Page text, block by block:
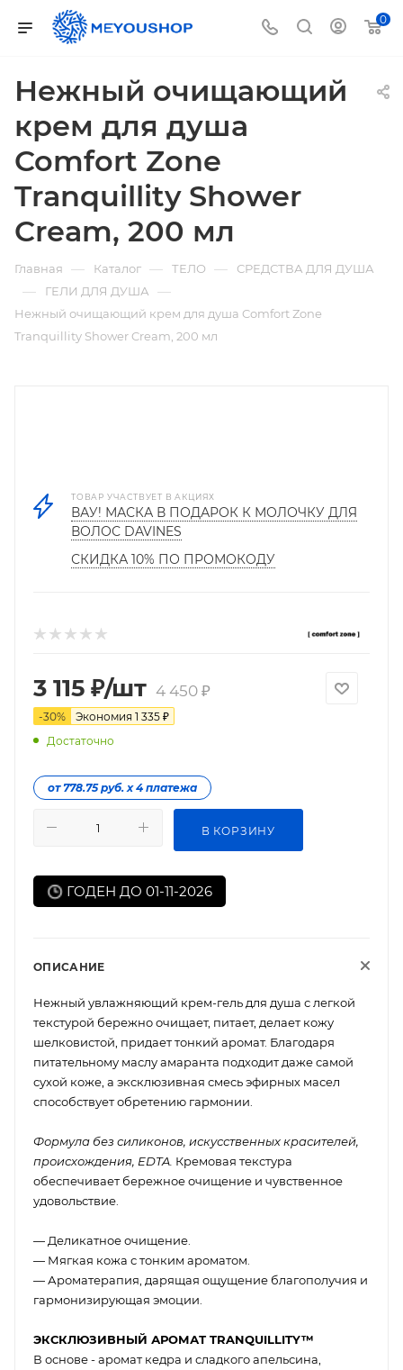
0
Нежный очищающий
крем для душа
Comfort Zone
Tranquillity Shower
Cream, 200 мл
Главная — Каталог — ТЕЛО — СРЕДСТВА ДЛЯ ДУША
— ГЕЛИ ДЛЯ ДУША —
Нежный очищающий крем для душа Comfort Zone
Tranquillity Shower Cream, 200 мл
ТОВАР УЧАСТВУЕТ В АКЦИЯХ
ВАУ! МАСКА В ПОДАРОК К МОЛОЧКУ ДЛЯ
ВОЛОС DAVINES
СКИДКА 10% ПО ПРОМОКОДУ
3 115 ₽/шт 4 450₽
-30% Экономия 1 335 ₽
Достаточно
от 778.75 руб. х 4 платежа
В КОРЗИНУ
ГОДЕН ДО 01-11-2026
ОПИСАНИЕ
Нежный увлажняющий крем-гель для душа с легкой
текстурой бережно очищает, питает, делает кожу
шелковистой, придает тонкий аромат. Благодаря
питательному маслу амаранта подходит даже самой
сухой коже, а эксклюзивная смесь эфирных масел
способствует обретению гармонии.
Формула без силиконов, искусственных красителей,
происхождения, EDTA. Кремовая текстура
обеспечивает бережное очищение и чувственное
удовольствие.
— Деликатное очищение.
— Мягкая кожа с тонким ароматом.
— Ароматерапия, дарящая ощущение благополучия и
гармонизирующая эмоции.
ЭКСКЛЮЗИВНЫЙ АРОМАТ TRANQUILLITY™
В основе - аромат кедра и сладкого апельсина,